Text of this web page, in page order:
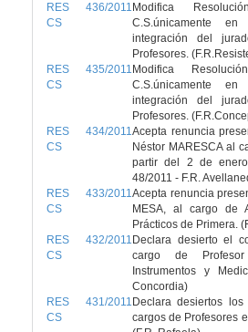
RES 436/2011
CS
Modifica
C.S.únicamente
integración del
Profesores.
RES 435/2011
CS
Modifica
C.S.únicamente
integración del
Profesores.
RES 434/2011
CS
Acepta renuncia
Néstor MARESCA al
partir del 2 de
48/2011 - F.R.
RES 433/2011
CS
Acepta renuncia
MESA, al cargo de
Prácticos de Primera.
RES 432/2011
CS
Declara desierto el
cargo de
Instrumentos y
Concordia)
RES 431/2011
CS
Declara desiertos
cargos de Profesores